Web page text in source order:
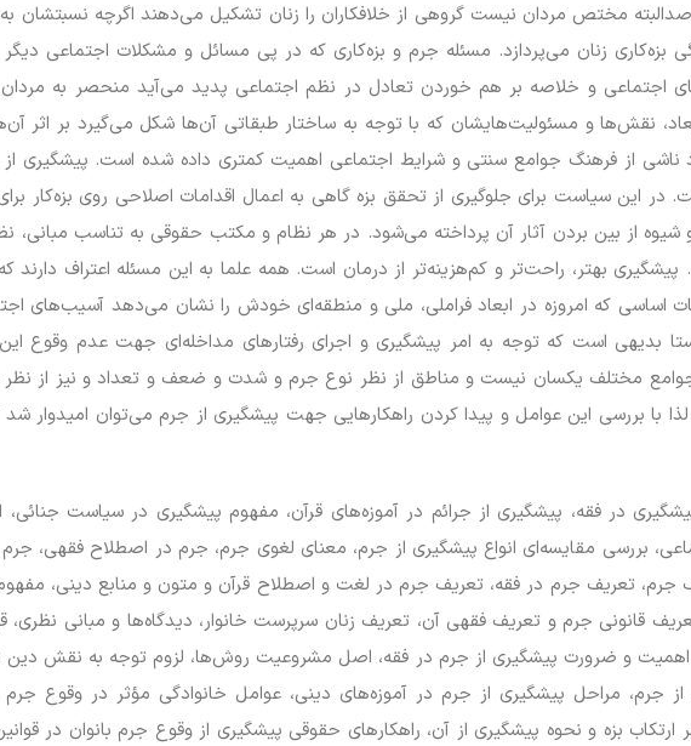
مختص مردان نیست گروهی از خلافکاران را زنان تشکیل می‌دهند اگرچه نسبتشان به
زنان می‌پردازد. مسئله جرم و بزه‌کاری که در پی مسائل و مشکلات اجتماعی دیگر
اجتماعی و خلاصه بر هم خوردن تعادل در نظم اجتماعی پدید می‌آید منحصر به
نقش‌ها و مسئولیت‌هایشان که با توجه به ساختار طبقاتی آن‌ها شکل می‌گیرد بر اثر
ناشی از فرهنگ جوامع سنتی و شرایط اجتماعی اهمیت کمتری داده شده است. پیشگیری از
این سیاست برای جلوگیری از تحقق بزه گاهی به اعمال اقدامات اصلاحی روی بزه‌کار
از بین بردن آثار آن پرداخته می‌شود. در هر نظام و مکتب حقوقی به تناسب مبانی،
بهتر، راحت‌تر و کم‌هزینه‌تر از درمان است. همه علما به این مسئله اعتراف دارند
اساسی که امروزه در ابعاد فراملی، ملی و منطقه‌ای خودش را نشان می‌دهد آسیب‌های
بدیهی است که توجه به امر پیشگیری و اجرای رفتارهای مداخله‌ای جهت عدم وقوع
مختلف یکسان نیست و مناطق از نظر نوع جرم و شدت و ضعف و تعداد و نیز از نظر
با بررسی این عوامل و پیدا کردن راهکارهایی جهت پیشگیری از جرم می‌توان امیدوار
در فقه، پیشگیری از جرائم در آموزه‌های قرآن، مفهوم پیشگیری در سیاست جنائی،
بررسی مقایسه‌ای انواع پیشگیری از جرم، معنای لغوی جرم، جرم در اصطلاح فقهی،
تعریف جرم در فقه، تعریف جرم در لغت و اصطلاح قرآن و متون و منابع دینی،
قانونی جرم و تعریف فقهی آن، تعریف زنان سرپرست خانوار، دیدگاه‌ها و مبانی نظری،
و ضرورت پیشگیری از جرم در فقه، اصل مشروعیت روش‌ها، لزوم توجه به نقش دین
جرم، مراحل پیشگیری از جرم در آموزه‌های دینی، عوامل خانوادگی مؤثر در وقوع
بزه و نحوه پیشگیری از آن، راهکارهای حقوقی پیشگیری از وقوع جرم بانوان در